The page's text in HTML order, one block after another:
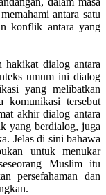
antara satu
konflik antara yang
hakikat dialog antara
umum ini dialog
yang melibatkan
komunikasi tersebut
akhir dialog antara
yang berdialog, juga
Jelas di sini bahawa
untuk menukar
Muslim itu
persefahaman dan